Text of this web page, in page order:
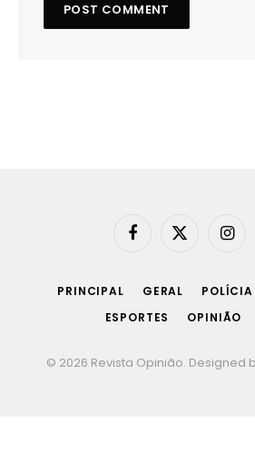
Facebook
X
PRINCIPAL GERAL POLÍCIA
ESPORTES
OPINIÃO
© 2026 Revista Opinião. Designed